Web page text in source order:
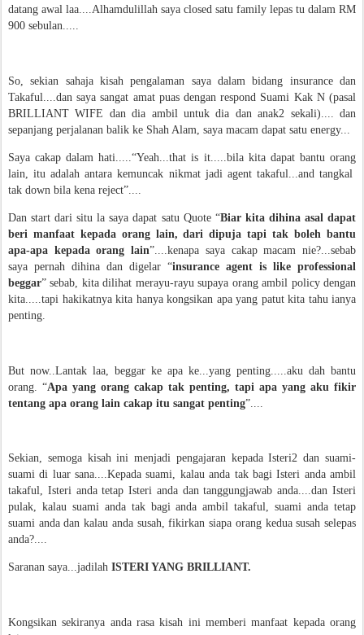
datang awal laa....Alhamdulillah saya closed satu family lepas tu dalam RM
900 sebulan.....
So, sekian sahaja kisah pengalaman saya dalam bidang insurance dan
Takaful....dan saya sangat amat puas dengan respond Suami Kak N (pasal
BRILLIANT WIFE dan dia ambil untuk dia dan anak2 sekali).... dan
sepanjang perjalanan balik ke Shah Alam, saya macam dapat satu energy...
Saya cakap dalam hati.....“Yeah...that is it.....bila kita dapat bantu orang
lain, itu adalah antara kemuncak nikmat jadi agent takaful...and tangkal
tak down bila kena reject”....
Dan start dari situ la saya dapat satu Quote “Biar kita dihina asal dapat
beri manfaat kepada orang lain, dari dipuja tapi tak boleh bantu
apa-apa kepada orang lain”....kenapa saya cakap macam nie?...sebab
saya pernah dihina dan digelar “insurance agent is like professional
beggar” sebab, kita dilihat merayu-rayu supaya orang ambil policy dengan
kita.....tapi hakikatnya kita hanya kongsikan apa yang patut kita tahu ianya
penting.
But now..Lantak laa, beggar ke apa ke...yang penting.....aku dah bantu
orang. “Apa yang orang cakap tak penting, tapi apa yang aku fikir
tentang apa orang lain cakap itu sangat penting”....
Sekian, semoga kisah ini menjadi pengajaran kepada Isteri2 dan suami-
suami di luar sana....Kepada suami, kalau anda tak bagi Isteri anda ambil
takaful, Isteri anda tetap Isteri anda dan tanggungjawab anda....dan Isteri
pulak, kalau suami anda tak bagi anda ambil takaful, suami anda tetap
suami anda dan kalau anda susah, fikirkan siapa orang kedua susah selepas
anda?....
Saranan saya...jadilah ISTERI YANG BRILLIANT.
Kongsikan sekiranya anda rasa kisah ini memberi manfaat kepada orang